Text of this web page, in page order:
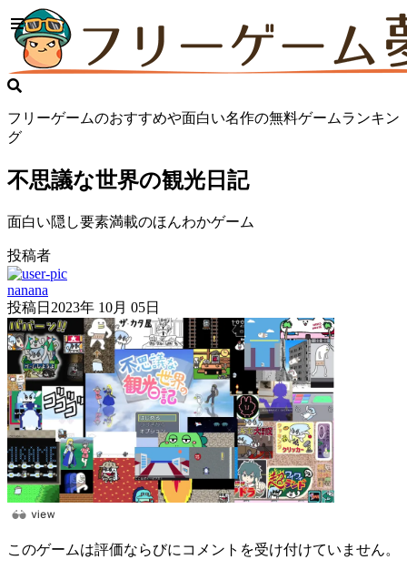
フリーゲームのおすすめや面白い名作の無料ゲームランキン
グ
不思議な世界の観光日記
面白い隠し要素満載のほんわかゲーム
投稿者
nanana
投稿日 2023年 10月 05日
このゲームは評価ならびにコメントを受け付けていません。